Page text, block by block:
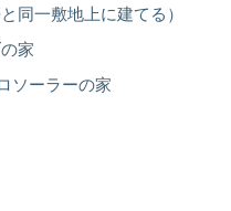
同一敷地上に建てる）
家
ソーラーの家